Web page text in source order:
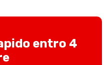
entro 4